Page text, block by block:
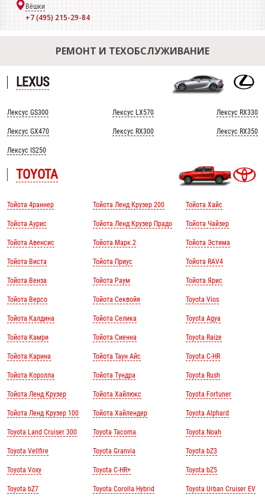
Вёшки
+7 (495) 215-29-84
РЕМОНТ И ТЕХОБСЛУЖИВАНИЕ
LEXUS
Лексус GS300
Лексус GX470
Лексус IS250
Лексус LX570
Лексус RX300
Лексус RX330
Лексус RX350
TOYOTA
Тойота 4раннер
Тойота Аурис
Тойота Авенсис
Тойота Виста
Тойота Венза
Тойота Версо
Тойота Калдина
Тойота Камри
Тойота Карина
Тойота Королла
Тойота Ленд Крузер
Тойота Ленд Крузер 100
Toyota Land Cruiser 300
Toyota Vellfire
Toyota Voxy
Toyota bZ7
Тойота Ленд Крузер 200
Тойота Ленд Крузер Прадо
Тойота Марк 2
Тойота Приус
Тойота Раум
Тойота Секвойя
Тойота Селика
Тойота Сиенна
Тойота Таун Айс
Тойота Тундра
Тойота Хайлюкс
Тойота Хайлендер
Toyota Tacoma
Toyota Granvia
Toyota C-HR+
Toyota Corolla Hybrid
Тойота Хайс
Тойота Чайзер
Тойота Эстима
Тойота RAV4
Тойота Ярис
Toyota Vios
Toyota Agya
Toyota Raize
Toyota C-HR
Toyota Rush
Toyota Fortuner
Toyota Alphard
Toyota Noah
Toyota bZ3
Toyota bZ5
Toyota Urban Cruiser EV